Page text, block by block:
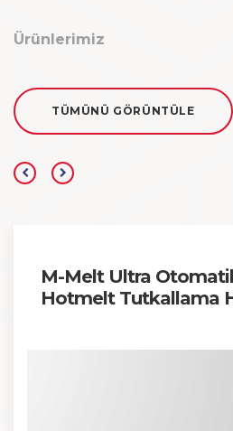
Ürünlerimiz
TÜMÜNÜ GÖRÜNTÜLE
M-Melt Ultra
Hotmelt Tutkallama